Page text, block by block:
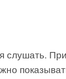
слушать.